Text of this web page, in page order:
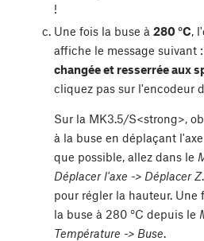
!
Une fois la buse à 280 °C,
affiche le message suivant
changée et resserrée aux
cliquez pas sur l'encodeur
Sur la MK3.5/S<strong>,
à la buse en déplaçant
que possible, allez dans le
Déplacer l'axe -> Déplacer Z
pour régler la hauteur.
la buse à 280 °C depuis le
Température -> Buse.